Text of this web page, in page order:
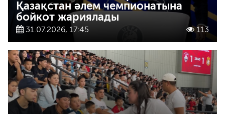
Қазақстан әлем чемпионатына
бойкот жариялады
31.07.2026, 17:45 113